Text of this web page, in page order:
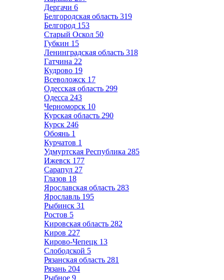
Дергачи 6
Белгородская область 319
Белгород 153
Старый Оскол 50
Губкин 15
Ленинградская область 318
Гатчина 22
Кудрово 19
Всеволожск 17
Одесская область 299
Одесса 243
Черноморск 10
Курская область 290
Курск 246
Обоянь 1
Курчатов 1
Удмуртская Республика 285
Ижевск 177
Сарапул 27
Глазов 18
Ярославская область 283
Ярославль 195
Рыбинск 31
Ростов 5
Кировская область 282
Киров 227
Кирово-Чепецк 13
Слободской 5
Рязанская область 281
Рязань 204
Рыбное 9